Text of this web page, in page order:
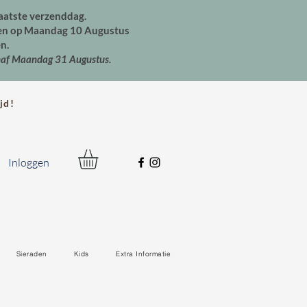
verzenddag.
op Maandag 10 Augustus
Maandag 31 Augustus.
Inloggen
Sieraden Kids Extra Informatie